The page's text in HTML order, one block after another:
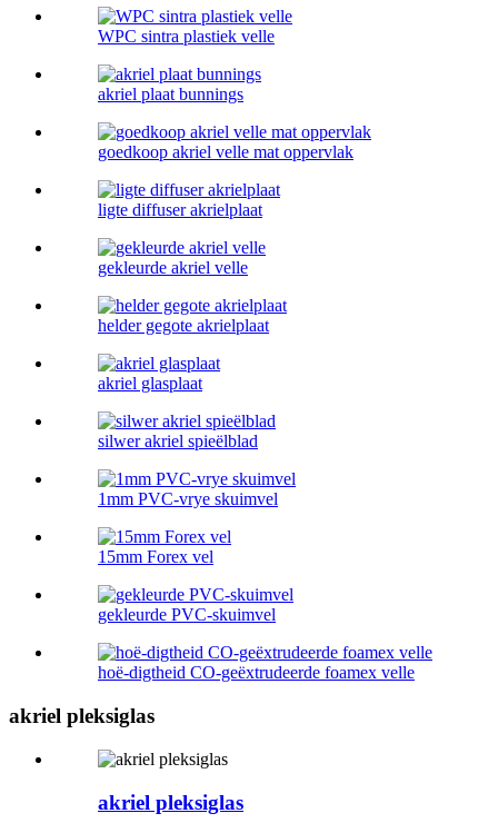
WPC sintra plastiek velle
akriel plaat bunnings
goedkoop akriel velle mat oppervlak
ligte diffuser akrielplaat
gekleurde akriel velle
helder gegote akrielplaat
akriel glasplaat
silwer akriel spieëlblad
1mm PVC-vrye skuimvel
15mm Forex vel
gekleurde PVC-skuimvel
hoë-digtheid CO-geëxtrudeerde foamex velle
akriel pleksiglas
akriel pleksiglas